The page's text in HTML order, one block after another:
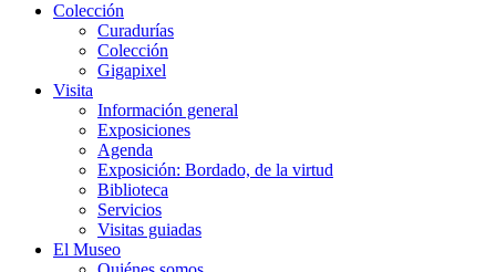
Colección
Curadurías
Colección
Gigapixel
Visita
Información general
Exposiciones
Agenda
Exposición: Bordado, de la virtud
Biblioteca
Servicios
Visitas guiadas
El Museo